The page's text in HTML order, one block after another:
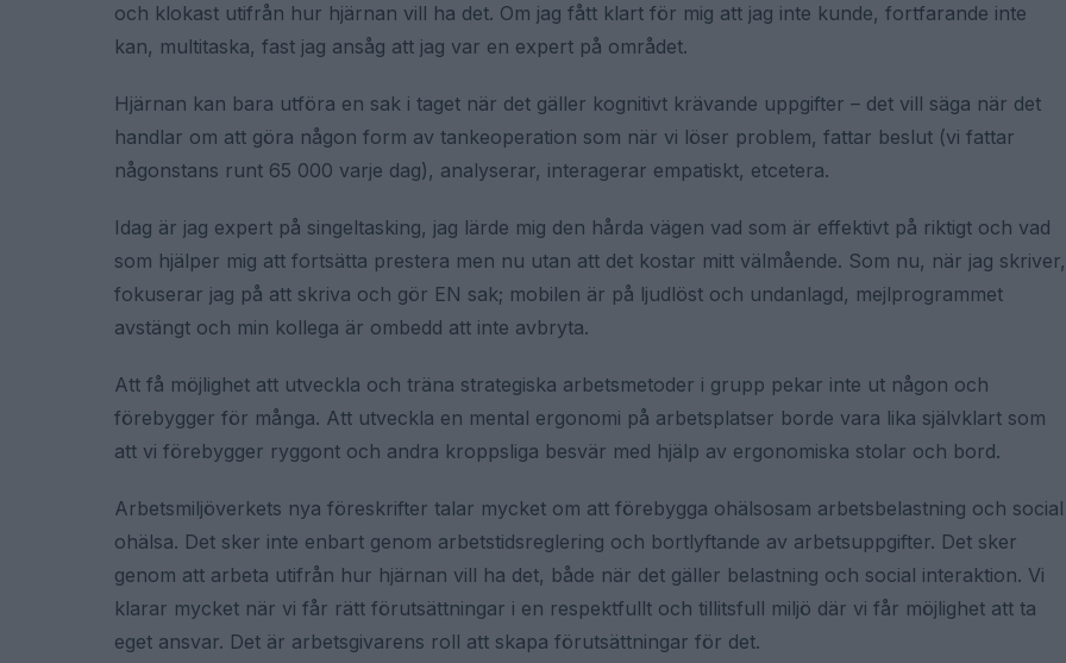
och klokast utifrån hur hjärnan vill ha det. Om jag fått klart för mig att jag inte kunde, fortfarande inte
kan, multitaska, fast jag ansåg att jag var en expert på området.
Hjärnan kan bara utföra en sak i taget när det gäller kognitivt krävande uppgifter – det vill säga när det
handlar om att göra någon form av tankeoperation som när vi löser problem, fattar beslut (vi fattar
någonstans runt 65 000 varje dag), analyserar, interagerar empatiskt, etcetera.
Idag är jag expert på singeltasking, jag lärde mig den hårda vägen vad som är effektivt på riktigt och vad
som hjälper mig att fortsätta prestera men nu utan att det kostar mitt välmående. Som nu, när jag skriver,
fokuserar jag på att skriva och gör EN sak; mobilen är på ljudlöst och undanlagd, mejlprogrammet
avstängt och min kollega är ombedd att inte avbryta.
Att få möjlighet att utveckla och träna strategiska arbetsmetoder i grupp pekar inte ut någon och
förebygger för många. Att utveckla en mental ergonomi på arbetsplatser borde vara lika självklart som
att vi förebygger ryggont och andra kroppsliga besvär med hjälp av ergonomiska stolar och bord.
Arbetsmiljöverkets nya föreskrifter talar mycket om att förebygga ohälsosam arbetsbelastning och social
ohälsa. Det sker inte enbart genom arbetstidsreglering och bortlyftande av arbetsuppgifter. Det sker
genom att arbeta utifrån hur hjärnan vill ha det, både när det gäller belastning och social interaktion. Vi
klarar mycket när vi får rätt förutsättningar i en respektfullt och tillitsfull miljö där vi får möjlighet att ta
eget ansvar. Det är arbetsgivarens roll att skapa förutsättningar för det.